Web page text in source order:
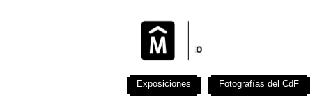
Exposiciones Fotografías del CdF